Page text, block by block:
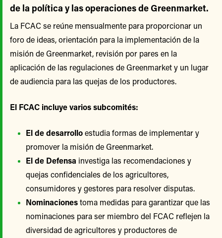
de la política y las operaciones de Greenmarket.
La FCAC se reúne mensualmente para proporcionar un
foro de ideas, orientación para la implementación de la
misión de Greenmarket, revisión por pares en la
aplicación de las regulaciones de Greenmarket y un lugar
de audiencia para las quejas de los productores.
El FCAC incluye varios subcomités:
El de desarrolloestudia formas de implementar y
promover la misión de Greenmarket.
El de Defensa investiga las recomendaciones y
quejas confidenciales de los agricultores,
consumidores y gestores para resolver disputas.
Nominacionestoma medidas para garantizar que las
nominaciones para ser miembro del FCAC reflejen la
diversidad de agricultores y productores de